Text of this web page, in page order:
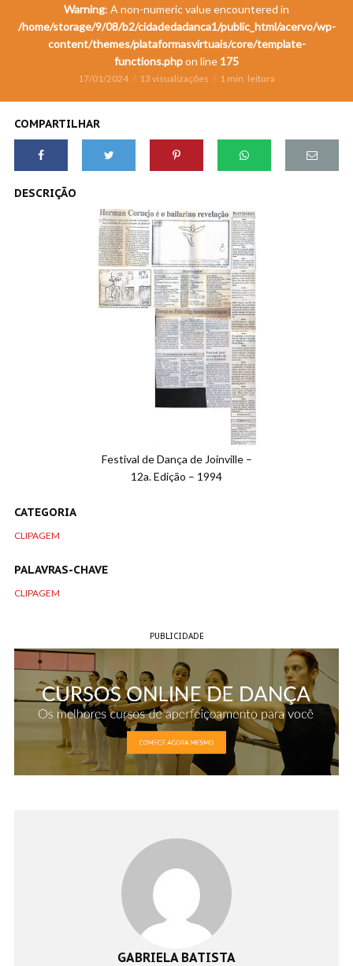
Warning: A non-numeric value encountered in
/home/storage/9/08/b2/cidadedadanca1/public_html/acervo/wp-
content/themes/plataformasvirtuais/core/template-
functions.phpon line 175
17/01/2024 13 visualizações 1 min. leitura
COMPARTILHAR
DESCRIÇÃO
Festival de Dança de Joinville –
12a. Edição – 1994
CATEGORIA
CLIPAGEM
PALAVRAS-CHAVE
CLIPAGEM
PUBLICIDADE
GABRIELA BATISTA